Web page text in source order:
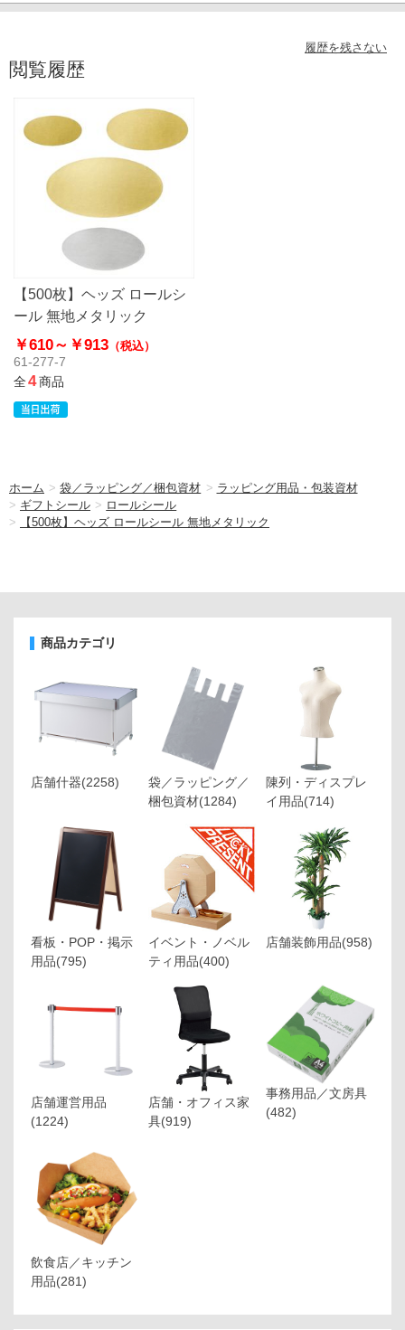
履歴を残さない
閲覧履歴
【500枚】ヘッズ ロールシ
ール 無地メタリック
￥610～ ￥913 （税込）
61-277-7
全4商品
ホーム >袋／ラッピング／梱包資材 > ラッピング用品・包装資材
> ギフトシール > ロールシール
>
【500枚】ヘッズ ロールシール 無地メタリック
商品カテゴリ
店舗什器(2258)
袋／ラッピング／
梱包資材(1284)
陳列・ディスプレ
イ用品(714)
看板・POP・掲示
用品(795)
イベント・ノベル
ティ用品(400)
店舗装飾用品(958)
店舗運営用品
(1224)
店舗・オフィス家
具(919)
事務用品／文房具
(482)
飲食店／キッチン
用品(281)